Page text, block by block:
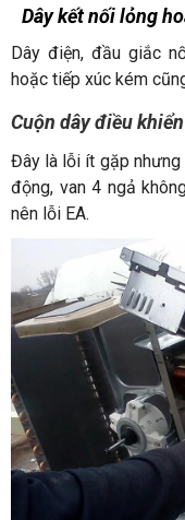
Dây kết nối lỏng
Dây điện, đầu giắc
hoặc tiếp xúc kém
Cuộn dây điều
Đây là lỗi ít gặp nhưng
động, van 4 ngả
nên lỗi EA.